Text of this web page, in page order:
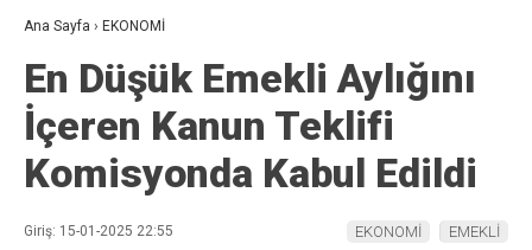
Ana Sayfa › EKONOMİ
En Düşük Emekli Aylığını
İçeren Kanun Teklifi
Komisyonda Kabul Edildi
Giriş: 15-01-2025 22:55 EKONOMİ EMEKLİ